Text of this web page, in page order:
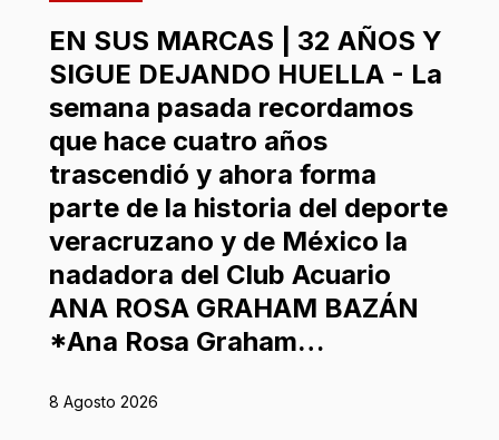
EN SUS MARCAS | 32 AÑOS Y
SIGUE DEJANDO HUELLA - La
semana pasada recordamos
que hace cuatro años
trascendió y ahora forma
parte de la historia del deporte
veracruzano y de México la
nadadora del Club Acuario
ANA ROSA GRAHAM BAZÁN
*Ana Rosa Graham…
8 Agosto 2026